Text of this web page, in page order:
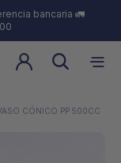
bancaria 🚛
CÓNICO PP 500CC